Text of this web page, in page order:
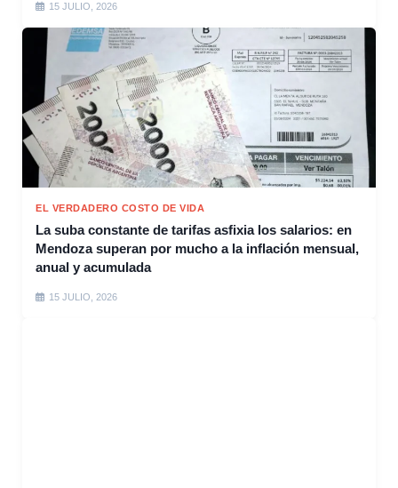
15 JULIO, 2026
EL VERDADERO COSTO DE VIDA
La suba constante de tarifas asfixia los salarios: en
Mendoza superan por mucho a la inflación mensual,
anual y acumulada
15 JULIO, 2026